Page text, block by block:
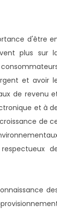
d'être
plus sur
et avoir
de revenu
et à
de